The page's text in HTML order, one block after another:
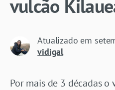
vulcão
Atualizado em
vidigal
Por mais de 3 décadas